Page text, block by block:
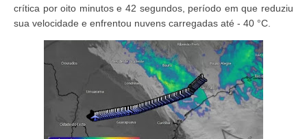
crítica por oito minutos e 42 segundos, período em que reduziu
sua velocidade e enfrentou nuvens carregadas até - 40 °C.